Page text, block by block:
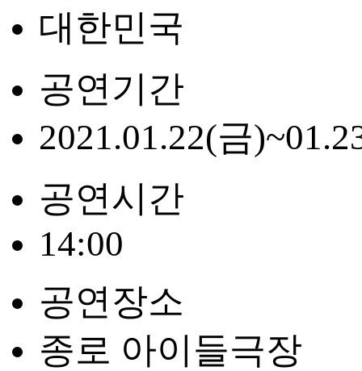
대한민국
공연기간
2021.01.22(금
공연시간
14:00
공연장소
종로 아이들극장